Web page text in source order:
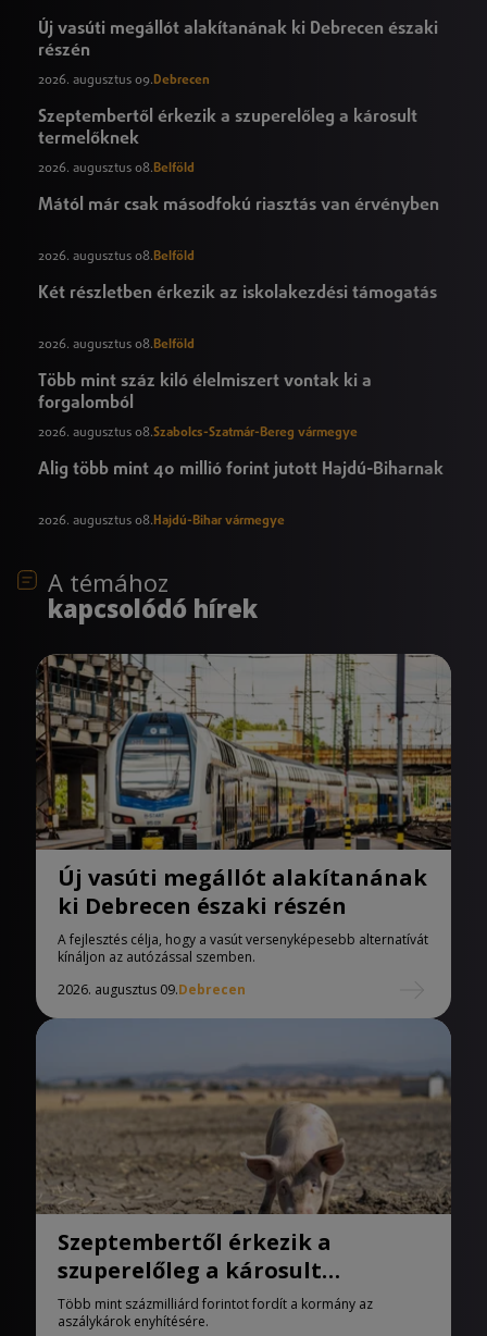
Új vasúti megállót alakítanának ki Debrecen északi
részén
2026. augusztus 09.Debrecen
Szeptembertől érkezik a szuperelőleg a károsult
termelőknek
2026. augusztus 08.Belföld
Mától már csak másodfokú riasztás van érvényben
2026. augusztus 08.Belföld
Két részletben érkezik az iskolakezdési támogatás
2026. augusztus 08.Belföld
Több mint száz kiló élelmiszert vontak ki a
forgalomból
2026. augusztus 08.Szabolcs-Szatmár-Bereg vármegye
Alig több mint 40 millió forint jutott Hajdú-Biharnak
2026. augusztus 08. Hajdú-Bihar vármegye
A témához
kapcsolódó hírek
Új vasúti megállót alakítanának
ki Debrecen északi részén
A fejlesztés célja, hogy a vasút versenyképesebb alternatívát
kínáljon az autózással szemben.
2026. augusztus 09.Debrecen
Szeptembertől érkezik a
szuperelőleg a károsult
termelőknek
Több mint százmilliárd forintot fordít a kormány az
aszálykárok enyhítésére.